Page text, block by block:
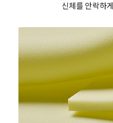
신체를 안락하